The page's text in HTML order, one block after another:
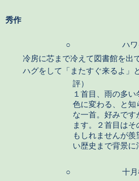
秀作
○
ハ
冷房に芯まで冷えて図書館を出
ハグをして「またすぐ来るよ」
評）
１首目、雨の多
色に変わる、と知
な一首。好みで
ます。２首目は
もしれませんが
い歴史まで背景に
○
十